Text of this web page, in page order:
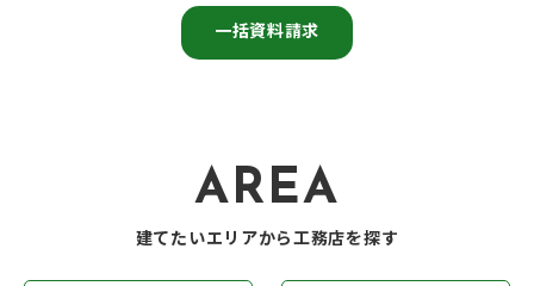
一括資料請求
AREA
建てたいエリアから工務店を探す